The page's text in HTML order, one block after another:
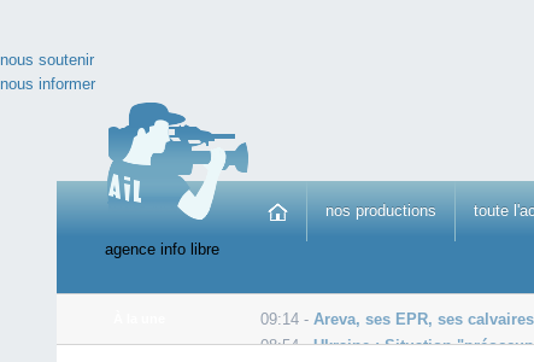
nous soutenir
nous informer
agence info libre
nos productions toute
09:14 - Areva, ses EPR, ses calvaires
08:54 -Ukraine : Situation